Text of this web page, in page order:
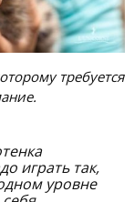
требуется
играть так,
уровне